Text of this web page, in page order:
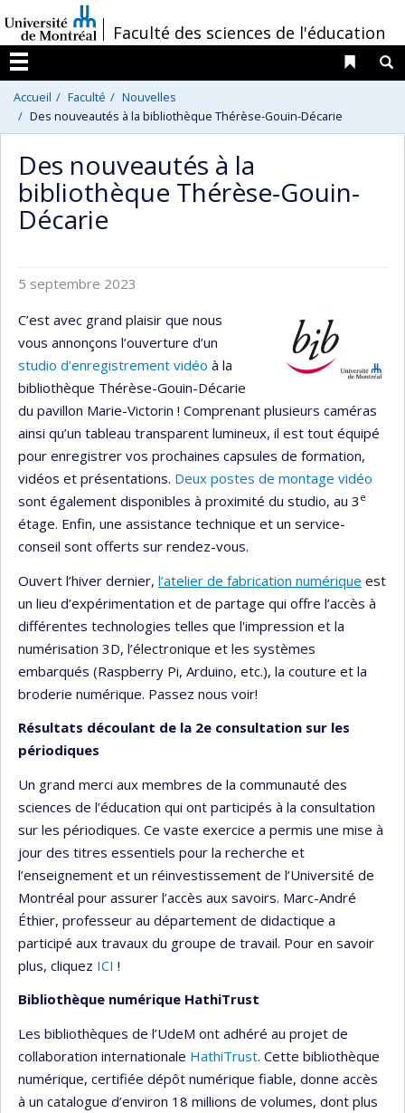
au
contenu
/Faculté des sciences de l'éducation
Menu
Liens
Accueil Faculté
Nouvelles
Des nouveautés à la bibliothèque Thérèse-Gouin-Décarie
Des nouveautés à la
bibliothèque Thérèse-Gouin-
Décarie
5 septembre 2023
C’est avec grand plaisir que nous
vous annonçons l’ouverture d’un
studio d’enregistrement vidéo à la
bibliothèque Thérèse-Gouin-Décarie
du pavillon Marie-Victorin ! Comprenant plusieurs caméras
ainsi qu’un tableau transparent lumineux, il est tout équipé
pour enregistrer vos prochaines capsules de formation,
vidéos et présentations. Deux postes de montage vidéo
sont également disponibles à proximité du studio, au 3 e
étage. Enfin, une assistance technique et un service-
conseil sont offerts sur rendez-vous.
Ouvert l’hiver dernier, l’atelier de fabrication numérique est
un lieu d’expérimentation et de partage qui offre l’accès à
différentes technologies telles que l'impression et la
numérisation 3D, l’électronique et les systèmes
embarqués (Raspberry Pi, Arduino, etc.), la couture et la
broderie numérique. Passez nous voir!
Résultats découlant de la 2e consultation sur les
périodiques
Un grand merci aux membres de la communauté des
sciences de l’éducation qui ont participés à la consultation
sur les périodiques. Ce vaste exercice a permis une mise à
jour des titres essentiels pour la recherche et
l’enseignement et un réinvestissement de l’Université de
Montréal pour assurer l’accès aux savoirs. Marc-André
Éthier, professeur au département de didactique a
participé aux travaux du groupe de travail. Pour en savoir
plus, cliquez ICI !
Bibliothèque numérique HathiTrust
Les bibliothèques de l’UdeM ont adhéré au projet de
collaboration internationale HathiTrust. Cette bibliothèque
numérique, certifiée dépôt numérique fiable, donne accès
à un catalogue d’environ 18 millions de volumes, dont plus